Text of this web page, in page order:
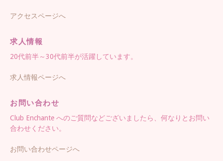
アクセスページへ
求人情報
20代前半～30代前半が活躍しています。
求人情報ページへ
お問い合わせ
Club Enchante へのご質問などございましたら、何なりとお問い
合わせください。
お問い合わせページへ